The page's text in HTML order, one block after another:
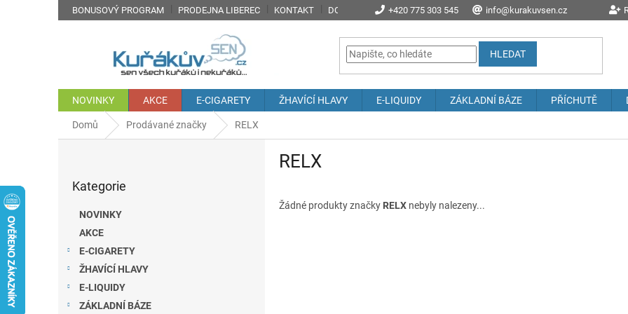
+420 775 303 545 info@kurakuvsen.cz
BONUSOVÝ PROGRAM PRODEJNA LIBEREC KONTAKT DOPRAVA A POŠTOVNÉ PROČ NAKOUPIT U NÁS? JAK NAKUPOVAT
HLEDAT
NOVINKY AKCE E-CIGARETY ŽHAVÍCÍ HLAVY E-LIQUIDY ZÁKLADNÍ BÁZE PŘÍCHUTĚ
Domů Prodávané značky RELX
kategorie
Kategorie
NOVINKY
AKCE
E-CIGARETY
ŽHAVÍCÍ HLAVY
E-LIQUIDY
ZÁKLADNÍ BÁZE
RELX
Žádné produkty značky RELX nebyly nalezeny...